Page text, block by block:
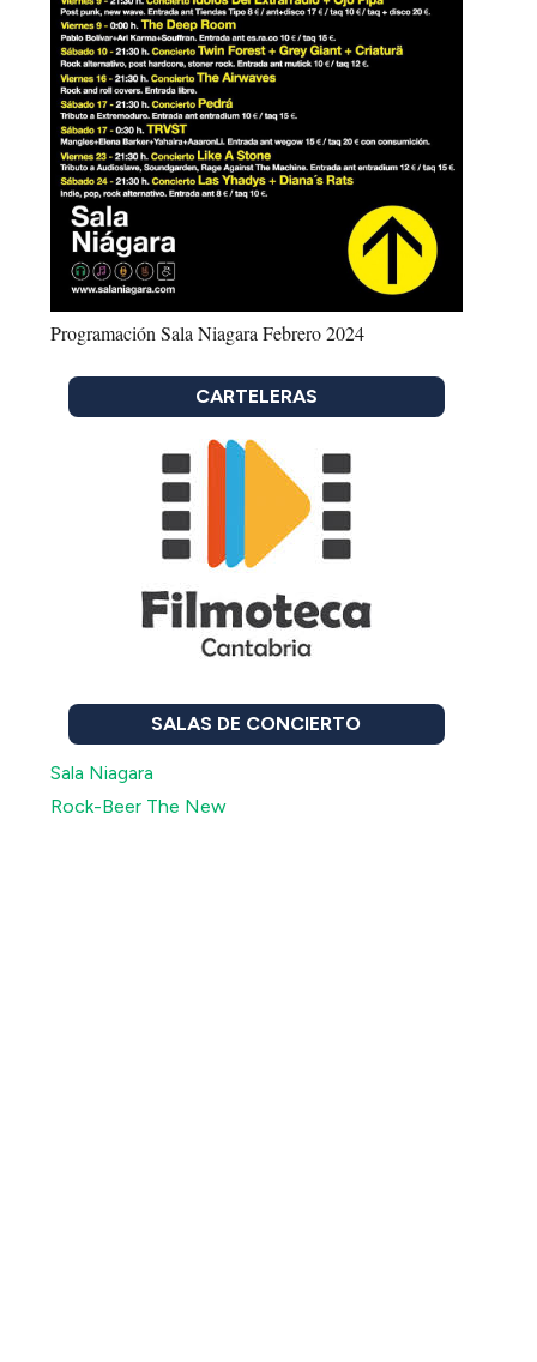
Programación Sala Niagara Febrero 2024
CARTELERAS
SALAS DE CONCIERTO
Sala Niagara
Rock-Beer The New